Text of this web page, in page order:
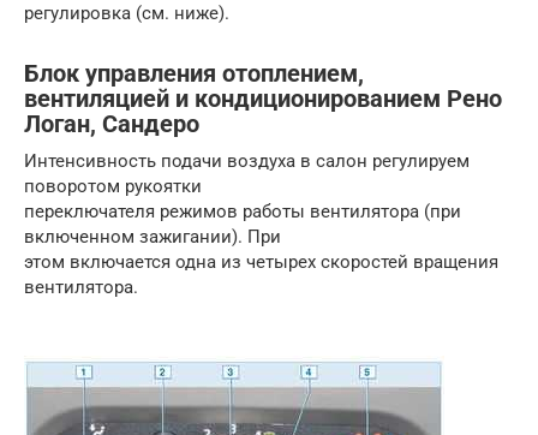
регулировка (см. ниже).
Блок управления отоплением,
вентиляцией и кондиционированием Рено
Логан, Сандеро
Интенсивность подачи воздуха в салон регулируем
поворотом рукоятки
переключателя режимов работы вентилятора (при
включенном зажигании). При
этом включается одна из четырех скоростей вращения
вентилятора.